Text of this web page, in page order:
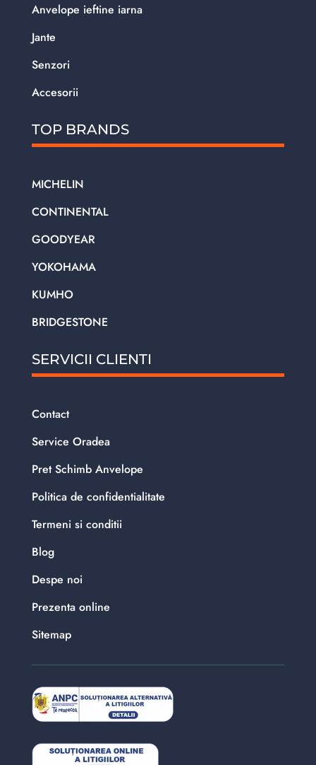
Anvelope ieftine iarna
Jante
Senzori
Accesorii
TOP BRANDS
MICHELIN
CONTINENTAL
GOODYEAR
YOKOHAMA
KUMHO
BRIDGESTONE
SERVICII CLIENTI
Contact
Service Oradea
Pret Schimb Anvelope
Politica de confidentialitate
Termeni si conditii
Blog
Despe noi
Prezenta online
Sitemap